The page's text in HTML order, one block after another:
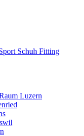
Schuh Fitting
Luzern